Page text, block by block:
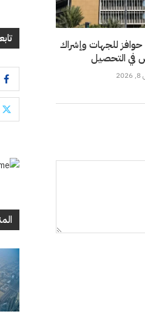
حوافز للجهات وإشراك
في التحصيل